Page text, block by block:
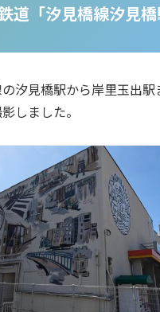
道「汐見橋線汐見
汐見橋駅から岸里玉出
しました。